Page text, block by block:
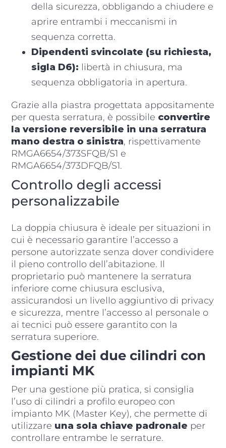
della sicurezza, obbligando a chiudere e
aprire entrambi i meccanismi in
sequenza corretta.
Dipendenti svincolate (su richiesta,
sigla D6): libertà in chiusura, ma
sequenza obbligatoria in apertura.
Grazie alla piastra progettata appositamente
per questa serratura, è possibile convertire
la versione reversibile in una serratura
mano destra o sinistra, rispettivamente
RMGA6654/373SFQB/S1 e
RMGA6654/373DFQB/S1.
Controllo degli accessi
personalizzabile
La doppia chiusura è ideale per situazioni in
cui è necessario garantire l’accesso a
persone autorizzate senza dover condividere
il pieno controllo dell’abitazione. Il
proprietario può mantenere la serratura
inferiore come chiusura esclusiva,
assicurandosi un livello aggiuntivo di privacy
e sicurezza, mentre l’accesso al personale o
ai tecnici può essere garantito con la
serratura superiore.
Gestione dei due cilindri con
impianti MK
Per una gestione più pratica, si consiglia
l’uso di cilindri a profilo europeo con
impianto MK (Master Key), che permette di
utilizzare una sola chiave padronale per
controllare entrambe le serrature.